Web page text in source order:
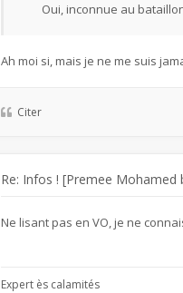
Oui, inconnue au
Ah moi si, mais je ne me suis
Citer
Re: Infos ! [Premee
Ne lisant pas en VO, je ne
Expert ès calamités